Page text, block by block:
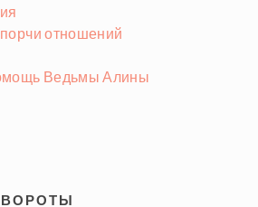
отношений
Ведьмы Алины